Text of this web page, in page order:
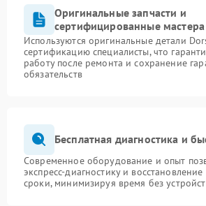
Оригинальные запчасти и
сертифицированные мастера
Используются оригинальные детали
сертификацию специалисты, что
работу после ремонта и сохранение
обязательств
Бесплатная диагностика и
Современное оборудование и опыт
экспресс-диагностику и
сроки, минимизируя время без